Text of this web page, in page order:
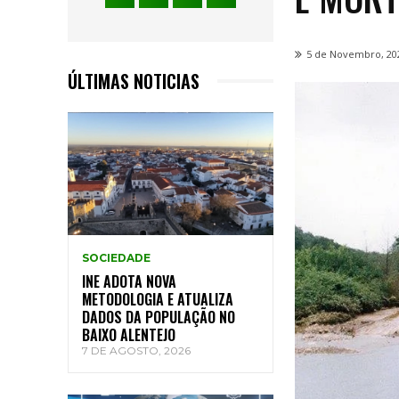
ÚLTIMAS NOTICIAS
SOCIEDADE
INE ADOTA NOVA
METODOLOGIA E ATUALIZA
DADOS DA POPULAÇÃO NO
BAIXO ALENTEJO
7 DE AGOSTO, 2026
5 de Novembro,